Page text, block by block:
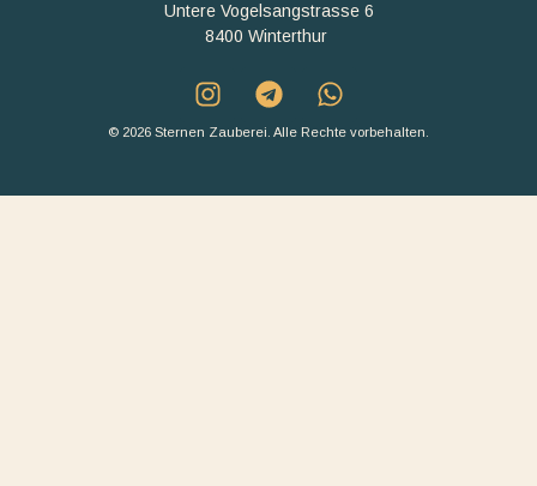
Untere Vogelsangstrasse 6
8400 Winterthur
© 2026 Sternen Zauberei. Alle Rechte vorbehalten.